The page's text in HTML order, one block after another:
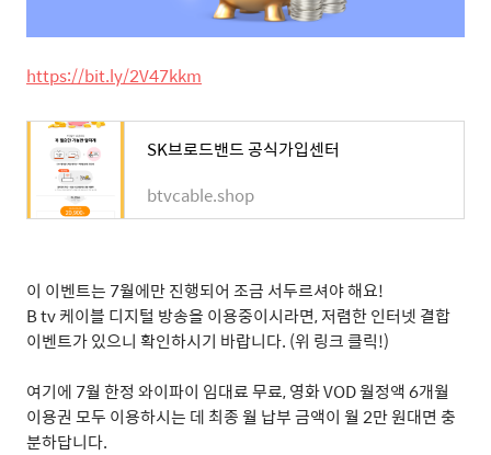
https://bit.ly/2V47kkm
SK브로드밴드 공식가입센터
btvcable.shop
이 이벤트는 7월에만 진행되어 조금 서두르셔야 해요!
B tv케이블 디지털 방송을 이용중이시라면,저렴한 인터넷 결합
이벤트가 있으니 확인하시기 바랍니다. (위 링크 클릭!)
여기에 7월 한정 와이파이 임대료 무료,영화VOD월정액6개월
이용권 모두 이용하시는 데 최종 월 납부 금액이 월 2만 원대면 충
분하답니다.